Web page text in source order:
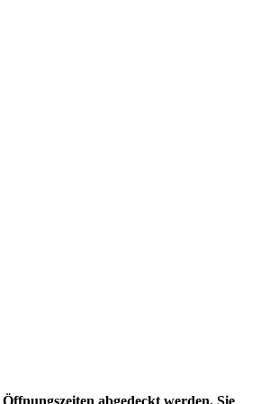
abgedeckt werden. Sie